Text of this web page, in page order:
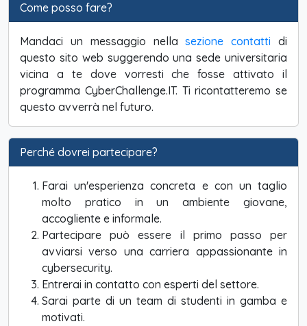
Come posso fare?
Mandaci un messaggio nellasezione contatti di
questo sito web suggerendo una sede universitaria
vicina a te dove vorresti che fosse attivato il
programma CyberChallenge.IT. Ti ricontatteremo se
questo avverrà nel futuro.
Perché dovrei partecipare?
Farai un'esperienza concreta e con un taglio
molto pratico in un ambiente giovane,
accogliente e informale.
Partecipare può essere il primo passo per
avviarsi verso una carriera appassionante in
cybersecurity.
Entrerai in contatto con esperti del settore.
Sarai parte di un team di studenti in gamba e
motivati.